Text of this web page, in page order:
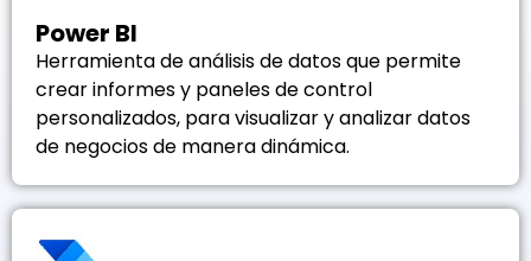
Power BI
Herramienta de análisis de datos que permite
crear informes y paneles de control
personalizados, para visualizar y analizar datos
de negocios de manera dinámica.